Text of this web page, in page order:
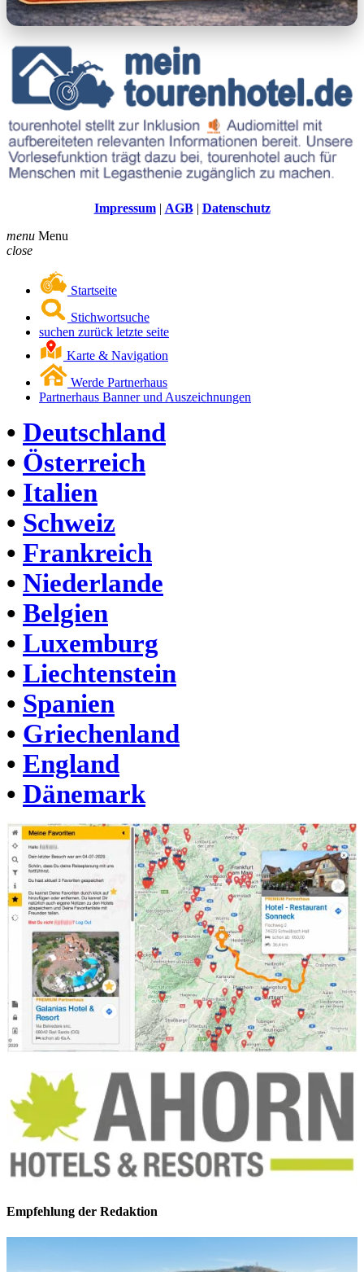
Impressum| AGB| Datenschutz
menu Menu
close
Startseite
Stichwortsuche
suchen zurück letzte seite
Karte & Navigation
Werde Partnerhaus
Partnerhaus Banner und Auszeichnungen
• Deutschland
• Österreich
• Italien
• Schweiz
• Frankreich
• Niederlande
• Belgien
• Luxemburg
• Liechtenstein
• Spanien
• Griechenland
• England
• Dänemark
Empfehlung der Redaktion